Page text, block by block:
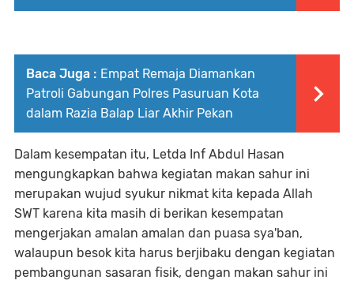
Baca Juga : Empat Remaja Diamankan
Patroli Gabungan Polres Pasuruan Kota
dalam Razia Balap Liar Akhir Pekan
Dalam kesempatan itu, Letda Inf Abdul Hasan
mengungkapkan bahwa kegiatan makan sahur ini
merupakan wujud syukur nikmat kita kepada Allah
SWT karena kita masih di berikan kesempatan
mengerjakan amalan amalan dan puasa sya'ban,
walaupun besok kita harus berjibaku dengan kegiatan
pembangunan sasaran fisik, dengan makan sahur ini